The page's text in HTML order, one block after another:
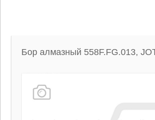
Бор алмазный 558F.FG.013,